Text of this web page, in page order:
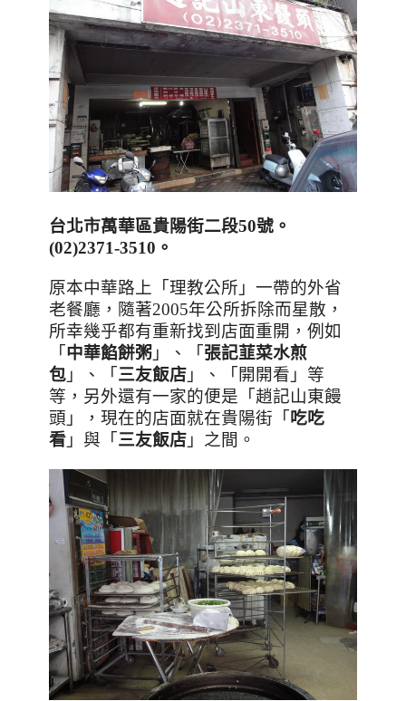
台北市萬華區貴陽街二段50號。
(02)2371-3510 。
原本中華路上「理教公所」一帶的外省
老餐廳，隨著2005年公所拆除而星散，
所幸幾乎都有重新找到店面重開，例如
「 中華餡餅粥 」、「 張記韮菜水煎
包 」、「 三友飯店 」、「開開看」等
等，另外還有一家的便是「趙記山東饅
頭」，現在的店面就在貴陽街「 吃吃
看 」與「 三友飯店 」之間。